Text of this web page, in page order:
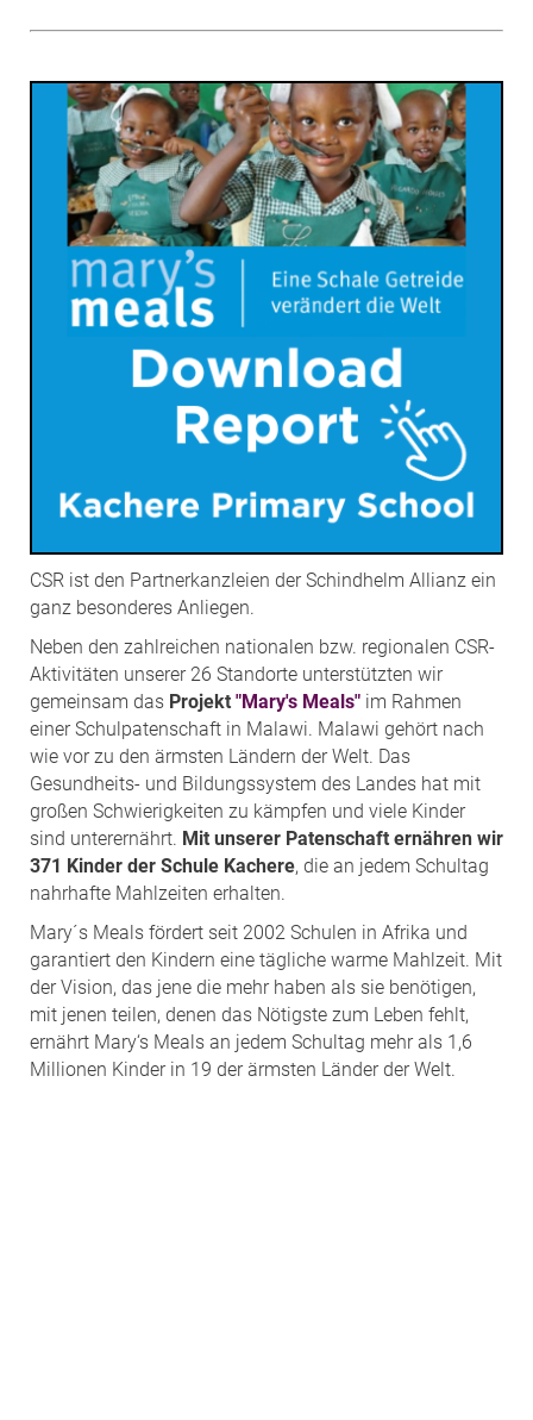
CSR ist den Partnerkanzleien der Schindhelm Allianz ein
ganz besonderes Anliegen.
Neben den zahlreichen nationalen bzw. regionalen CSR-
Aktivitäten unserer 26 Standorte unterstützten wir
gemeinsam das Projekt "Mary's Meals" im Rahmen
einer Schulpatenschaft in Malawi. Malawi gehört nach
wie vor zu den ärmsten Ländern der Welt. Das
Gesundheits- und Bildungssystem des Landes hat mit
großen Schwierigkeiten zu kämpfen und viele Kinder
sind unterernährt. Mit unserer Patenschaft ernähren wir
371 Kinder der Schule Kachere, die an jedem Schultag
nahrhafte Mahlzeiten erhalten.
Mary´s Meals fördert seit 2002 Schulen in Afrika und
garantiert den Kindern eine tägliche warme Mahlzeit. Mit
der Vision, das jene die mehr haben als sie benötigen,
mit jenen teilen, denen das Nötigste zum Leben fehlt,
ernährt Mary‘s Meals an jedem Schultag mehr als 1,6
Millionen Kinder in 19 der ärmsten Länder der Welt.